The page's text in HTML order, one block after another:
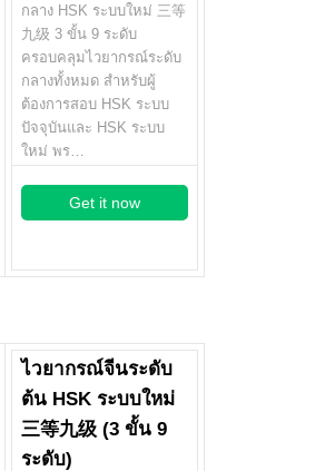
กลาง HSK ระบบใหม่ 三等
九级 3 ขั้น 9 ระดับ
ครอบคลุมไวยากรณ์ระดับ
กลางทั้งหมด สำหรับผู้
ต้องการสอบ HSK ระบบ
ปัจจุบันและ HSK ระบบ
ใหม่ พร…
Get it now
ไวยากรณ์จีนระดับ
ต้น HSK ระบบใหม่
三等九级 (3 ขั้น 9
ระดับ)